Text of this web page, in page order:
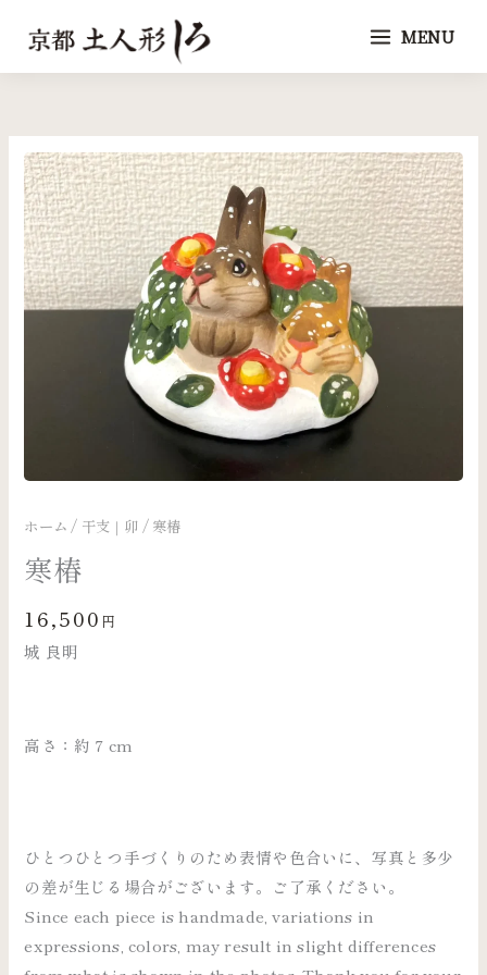
を
キ
MENU
ホーム / 干支｜卯 / 寒椿
寒椿
16,500 円
城 良明
高さ：約 7 cm
ひとつひとつ手づくりのため表情や色合いに、写真と多少
の差が生じる場合がございます。ご了承ください。
Since each piece is handmade, variations in
expressions, colors, may result in slight differences